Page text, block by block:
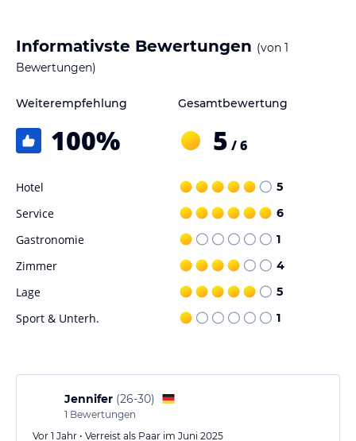
Informativste Bewertungen (von 1
Bewertungen)
Weiterempfehlung
100%
Gesamtbewertung
5 / 6
Hotel 5
Service 6
Gastronomie 1
Zimmer 4
Lage 5
Sport & Unterh. 1
Jennifer (26-30)
1 Bewertungen
Vor 1 Jahr • Verreist als Paar im Juni 2025